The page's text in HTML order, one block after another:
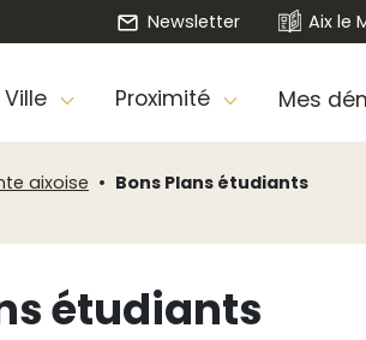
Newsletter Aix le
Proximité Mes
aixoise Bons Plans étudiants
étudiants